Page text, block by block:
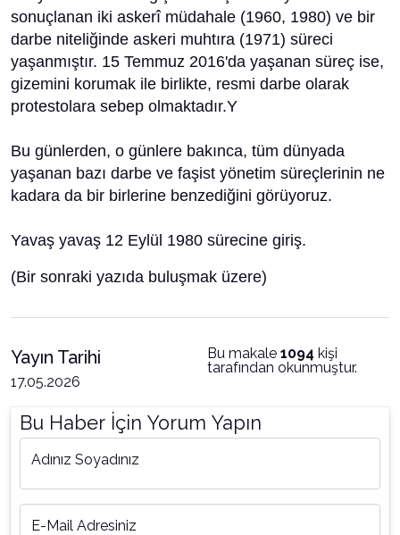
sonuçlanan iki askerî müdahale (1960, 1980) ve bir
darbe niteliğinde askeri muhtıra (1971) süreci
yaşanmıştır. 15 Temmuz 2016'da yaşanan süreç ise,
gizemini korumak ile birlikte, resmi darbe olarak
protestolara sebep olmaktadır.Y
Bu günlerden, o günlere bakınca, tüm dünyada
yaşanan bazı darbe ve faşist yönetim süreçlerinin ne
kadara da bir birlerine benzediğini görüyoruz.
Yavaş yavaş 12 Eylül 1980 sürecine giriş.
(Bir sonraki yazıda buluşmak üzere)
Yayın Tarihi
17.05.2026
Bu makale 1094 kişi
tarafından okunmuştur.
Bu Haber İçin Yorum Yapın
Adınız Soyadınız
E-Mail Adresiniz